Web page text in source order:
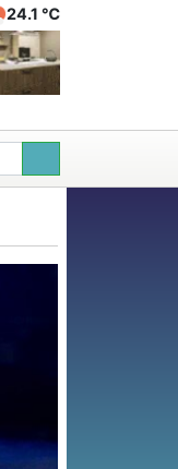
24.1 ℃